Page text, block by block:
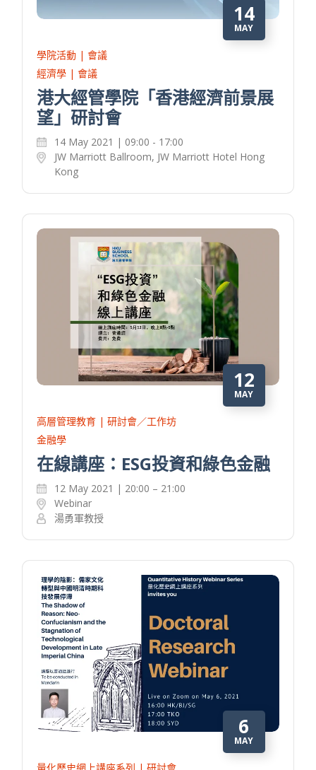
14
MAY
學院活動 | 會議
經濟學 | 會議
港大經管學院「香港經濟前景展
望」研討會
14 May 2021 | 09:00 - 17:00
JW Marriott Ballroom, JW Marriott Hotel Hong
Kong
12
MAY
高層管理教育 | 研討會／工作坊
金融學
在線講座：ESG投資和綠色金融
12 May 2021 | 20:00 – 21:00
Webinar
湯勇軍教授
6
MAY